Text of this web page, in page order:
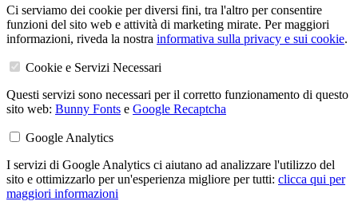
Ci serviamo dei cookie per diversi fini, tra l'altro per consentire
funzioni del sito web e attività di marketing mirate. Per maggiori
informazioni, riveda la nostra informativa sulla privacy e sui cookie.
Cookie e Servizi Necessari
Questi servizi sono necessari per il corretto funzionamento di questo
sito web: Bunny Fonts e Google Recaptcha
Google Analytics
I servizi di Google Analytics ci aiutano ad analizzare l'utilizzo del
sito e ottimizzarlo per un'esperienza migliore per tutti: clicca qui per
maggiori informazioni